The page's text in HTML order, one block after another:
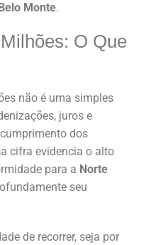
Belo Monte.
O Que
não é uma simples
juros e
dos
cifra evidencia o alto
para a Norte
seu
de recorrer, seja por